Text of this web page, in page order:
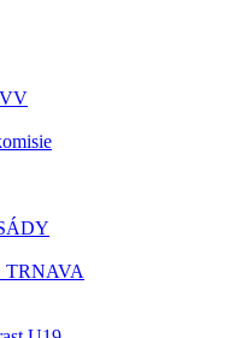
VV
TRNAVA